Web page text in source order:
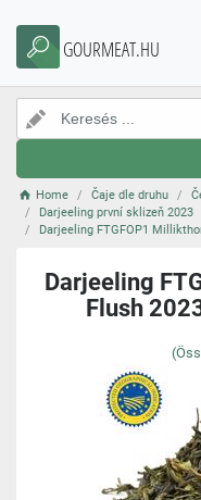
GOURMEAT.HU
Home Čaje dle druhu
Darjeeling první sklizeň 2023
Darjeeling FTGFOP1
Darjeeling
Flush